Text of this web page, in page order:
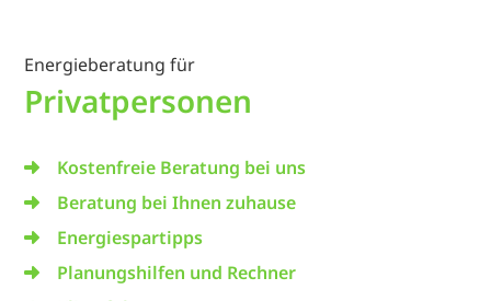
Energieberatung für
Privatpersonen
Kostenfreie Beratung bei uns
Beratung bei Ihnen zuhause
Energiespartipps
Planungshilfen und Rechner